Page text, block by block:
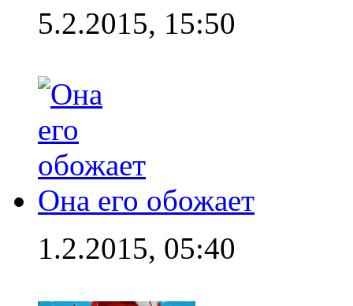
5.2.2015, 15:50
Она его обожает
1.2.2015, 05:40